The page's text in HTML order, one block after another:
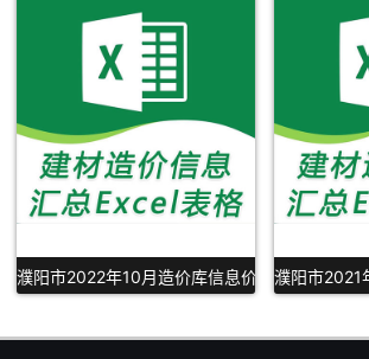
濮阳市2022年10月造价库信息价Excel表格下载
濮阳市2021